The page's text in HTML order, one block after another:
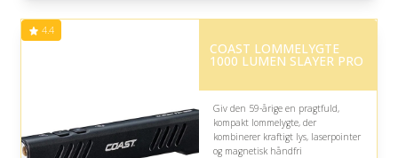
Nedsat: 10% (Normalpris: 2199
4.4
COAST LOMMELYGTE
1000 LUMEN SLAYER PRO
Giv den 59-årige en pragtfuld,
kompakt lommelygte, der
kombinerer kraftigt lys, laserpointer
og magnetisk håndfri